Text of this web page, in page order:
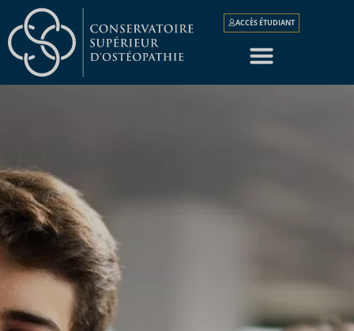
ACCÈS ÉTUDIANT